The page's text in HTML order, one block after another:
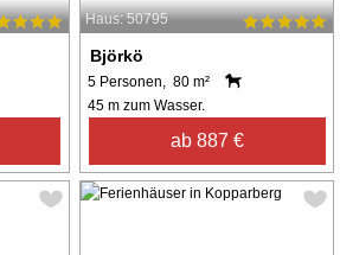
Haus: 50795
Björkö
5 Personen, 80 m²
45 m zum Wasser.
ab 887 €